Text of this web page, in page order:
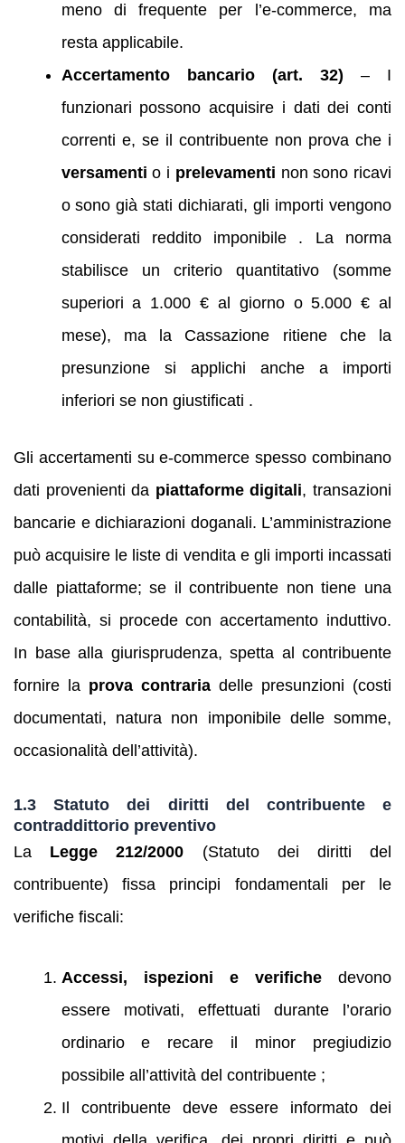
meno di frequente per l’e‑commerce, ma
resta applicabile.
Accertamento bancario (art. 32) – I
funzionari possono acquisire i dati dei conti
correnti e, se il contribuente non prova che i
versamenti o i prelevamenti non sono ricavi
o sono già stati dichiarati, gli importi vengono
considerati reddito imponibile . La norma
stabilisce un criterio quantitativo (somme
superiori a 1.000 € al giorno o 5.000 € al
mese), ma la Cassazione ritiene che la
presunzione si applichi anche a importi
inferiori se non giustificati .
Gli accertamenti su e‑commerce spesso combinano
dati provenienti da piattaforme digitali, transazioni
bancarie e dichiarazioni doganali. L’amministrazione
può acquisire le liste di vendita e gli importi incassati
dalle piattaforme; se il contribuente non tiene una
contabilità, si procede con accertamento induttivo.
In base alla giurisprudenza, spetta al contribuente
fornire la prova contraria delle presunzioni (costi
documentati, natura non imponibile delle somme,
occasionalità dell’attività).
1.3 Statuto dei diritti del contribuente e
contraddittorio preventivo
La Legge 212/2000 (Statuto dei diritti del
contribuente) fissa principi fondamentali per le
verifiche fiscali:
Accessi, ispezioni e verifichedevono
essere motivati, effettuati durante l’orario
ordinario e recare il minor pregiudizio
possibile all’attività del contribuente ;
Il contribuente deve essere informato dei